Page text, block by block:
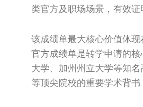
类官方及职场场景，有效证
该成绩单最大核心价值体
官方成绩单是转学申请的
大学、加州州立大学等知
等顶尖院校的重要学术背书